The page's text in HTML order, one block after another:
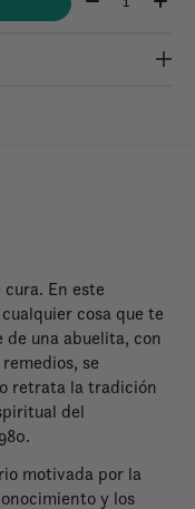
En este
cosa que te
de una abuelita, con
se
retrata la tradición
del
motivada por la
y los